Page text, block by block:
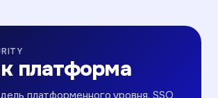
платформа
платформенного уровня, SSO